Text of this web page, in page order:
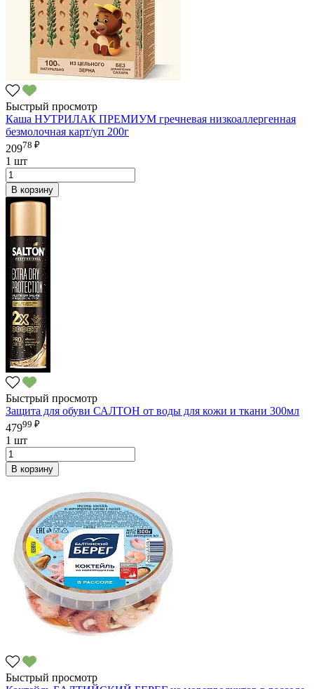
Быстрый просмотр
Каша НУТРИЛАК ПРЕМИУМ гречневая низкоаллергенная
безмолочная карт/уп 200г
20978 ₽
1 шт
В корзину
Быстрый просмотр
Защита для обуви САЛТОН от воды для кожи и ткани 300мл
47999 ₽
1 шт
В корзину
Быстрый просмотр